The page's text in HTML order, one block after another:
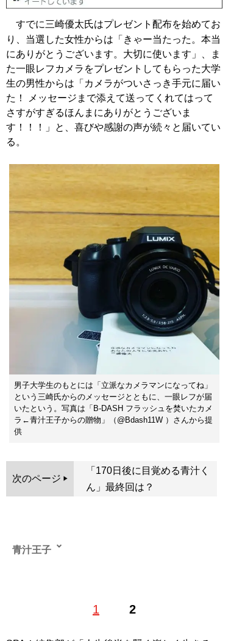
すでに三崎優太氏はプレゼント配布を始めてお
り、当選した女性からは「きゃー当たった。本当
にありがとうございます。大切に使います」、ま
た一眼レフカメラをプレゼントしてもらった大学
生の男性からは「カメラがついさっき手元に届い
た！ メッセージまで添えて送ってくれてはって
さすがすぎるほんまにありがとうございま
す！！！」と、喜びや感謝の声が続々と届いてい
る。
男子大学生のもとには「立派なカメラマンになってね」
という三崎氏からのメッセージとともに、一眼レフが届
いたという。写真は「B-DASH フラッシュを焚いたカメ
ラ←青汁王子からの贈物」（@Bdash11W ）さんから提
供
次のページ
「170日後に目覚める青汁く
ん」最終回は？
1 2
青汁王子